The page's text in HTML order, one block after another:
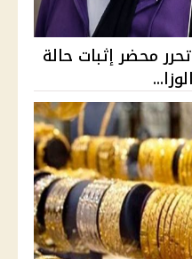
تحرر محضر إثبات حالة